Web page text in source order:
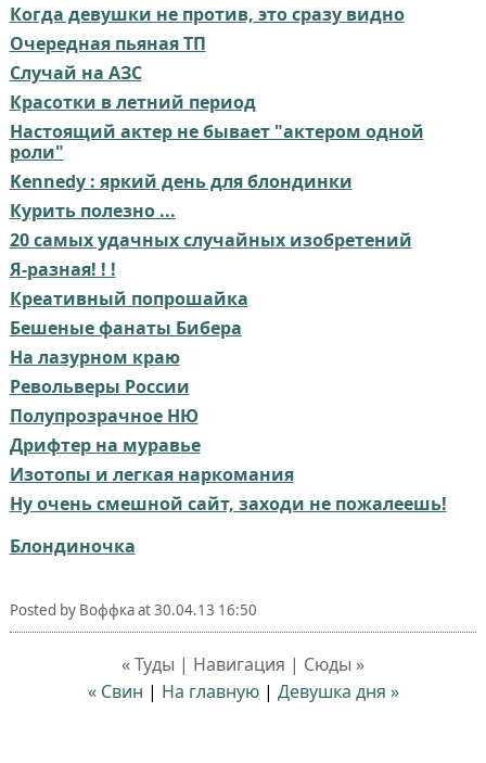
Когда девушки не против, это сразу видно
Очередная пьяная ТП
Случай на АЗС
Красотки в летний период
Настоящий актер не бывает "актером одной
роли"
Kennedy : яркий день для блондинки
Курить полезно ...
20 самых удачных случайных изобретений
Я-разная! ! !
Креативный попрошайка
Бешеные фанаты Бибера
На лазурном краю
Револьверы России
Полупрозрачное НЮ
Дрифтер на муравье
Изотопы и легкая наркомания
Ну очень смешной сайт, заходи не пожалеешь!
Блондиночка
Posted by Воффкаat30.04.13 16:50
« Туды | Навигация | Сюды »
« Свин | На главную| Девушка дня »